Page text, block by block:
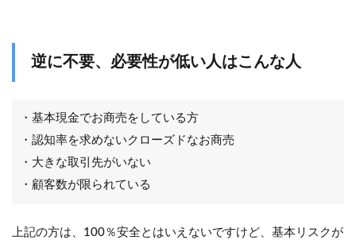
逆に不要、必要性が低い人はこんな人
・基本現金でお商売をしている方
・認知率を求めないクローズドなお商売
・大きな取引先がいない
・顧客数が限られている
上記の方は、100％安全とはいえないですけど、基本リスクが